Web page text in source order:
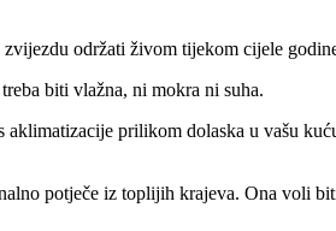
održati živom tijekom cijele
biti vlažna, ni mokra ni suha.
prilikom dolaska u vašu
potječe iz toplijih krajeva. Ona voli